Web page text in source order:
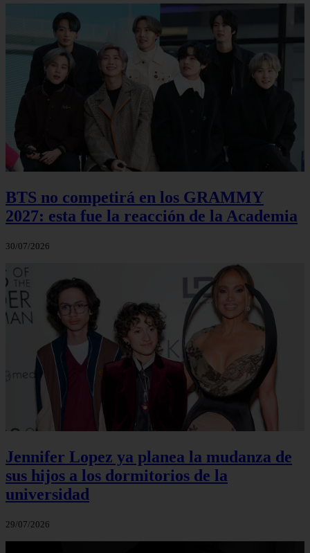
BTS no competirá en los GRAMMY
2027: esta fue la reacción de la Academia
30/07/2026
Jennifer Lopez ya planea la mudanza de
sus hijos a los dormitorios de la
universidad
29/07/2026